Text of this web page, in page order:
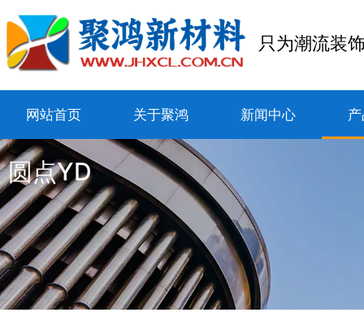
只为潮流装
网站首页 关于聚鸿 新闻中心
圆点YD